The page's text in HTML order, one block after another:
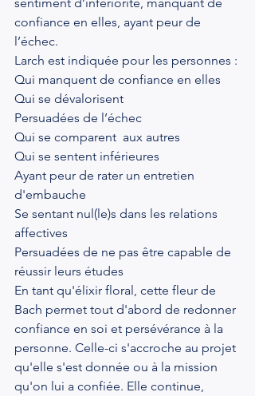
confiance en elles, ayant peur de
l’échec.
Larch est indiquée pour les personnes :
Qui manquent de confiance en elles
Qui se dévalorisent
Persuadées de l’échec
Qui se comparent  aux autres
Qui se sentent inférieures
Ayant peur de rater un entretien
d'embauche
Se sentant nul(le)s dans les relations
affectives
Persuadées de ne pas être capable de
réussir leurs études
En tant qu'élixir floral, cette fleur de
Bach permet tout d'abord de redonner
confiance en soi et persévérance à la
personne. Celle-ci s'accroche au projet
qu'elle s'est donnée ou à la mission
qu'on lui a confiée. Elle continue,